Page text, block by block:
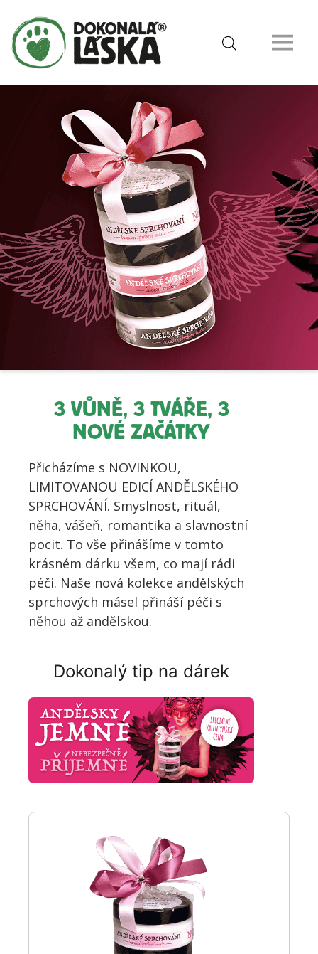
3 VŮNĚ, 3 TVÁŘE, 3
NOVÉ ZAČÁTKY
Přicházíme s NOVINKOU,
LIMITOVANOU EDICÍ ANDĚLSKÉHO
SPRCHOVÁNÍ. Smyslnost, rituál,
něha, vášeň, romantika a slavnostní
pocit. To vše přinášíme v tomto
krásném dárku všem, co mají rádi
péči. Naše nová kolekce andělských
sprchových másel přináší péči s
něhou až andělskou.
Dokonalý tip na dárek